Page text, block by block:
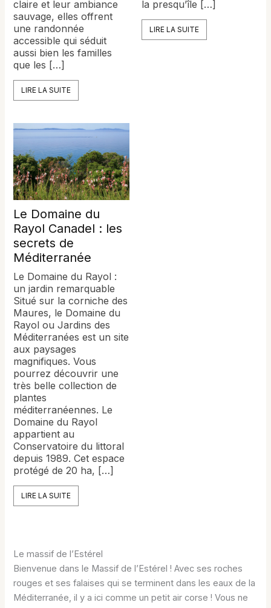
claire et leur ambiance
sauvage, elles offrent
une randonnée
accessible qui séduit
aussi bien les familles
que les […]
LIRE LA SUITE
la presqu’île […]
LIRE LA SUITE
Le Domaine du
Rayol Canadel : les
secrets de
Méditerranée
Le Domaine du Rayol :
un jardin remarquable
Situé sur la corniche des
Maures, le Domaine du
Rayol ou Jardins des
Méditerranées est un site
aux paysages
magnifiques. Vous
pourrez découvrir une
très belle collection de
plantes
méditerranéennes. Le
Domaine du Rayol
appartient au
Conservatoire du littoral
depuis 1989. Cet espace
protégé de 20 ha, […]
LIRE LA SUITE
Le massif de l’Estérel
Bienvenue dans le Massif de l’Estérel ! Avec ses roches
rouges et ses falaises qui se terminent dans les eaux de la
Méditerranée, il y a ici comme un petit air corse ! Vous ne